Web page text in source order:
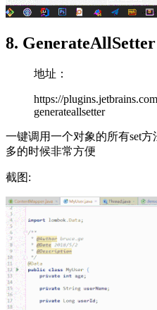
8. GenerateAllSetter
地址：
https://
generateallsetter
一键调用一个对象的所有set
多的时候非常方便
截图: